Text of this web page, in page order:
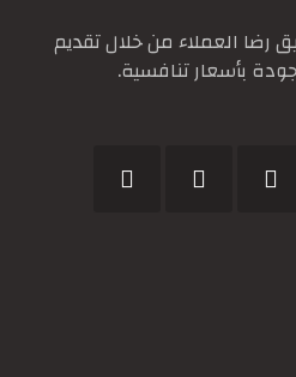
رضا العملاء من خلال تقديم
بأسعار تنافسية.